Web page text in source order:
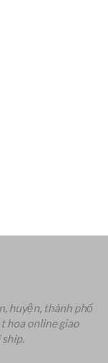
huyện, thành phố
hoa online giao